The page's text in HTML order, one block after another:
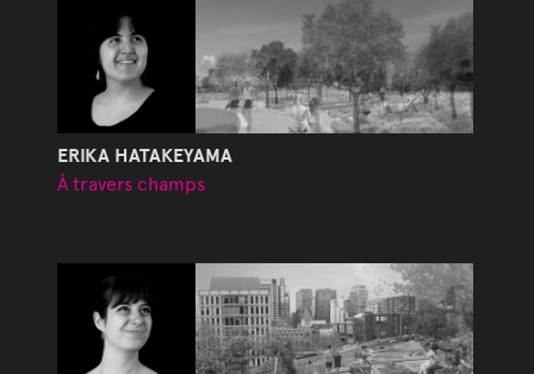
ERIKA HATAKEYAMA
À travers champs